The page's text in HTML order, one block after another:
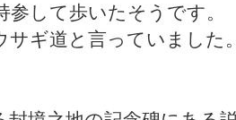
参して歩いたそうです。
サギ道と言っていました